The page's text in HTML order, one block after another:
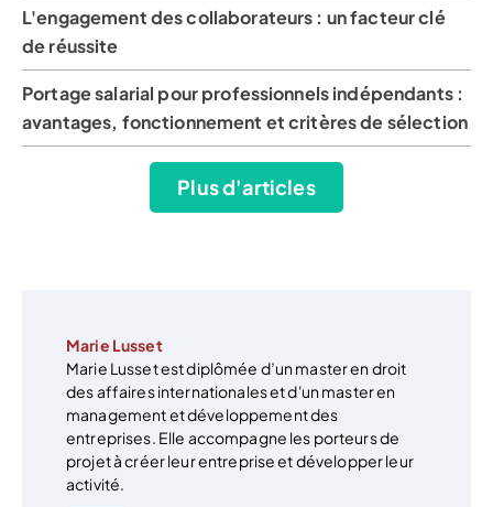
L'engagement des collaborateurs : un facteur clé
de réussite
Portage salarial pour professionnels indépendants :
avantages, fonctionnement et critères de sélection
Plus d'articles
Marie Lusset
Marie Lusset est diplômée d’un master en droit
des affaires internationales et d'un master en
management et développement des
entreprises. Elle accompagne les porteurs de
projet à créer leur entreprise et développer leur
activité.